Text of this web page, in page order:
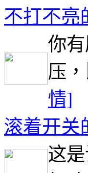
不打不亮
你
压
情]
滚着开关
这